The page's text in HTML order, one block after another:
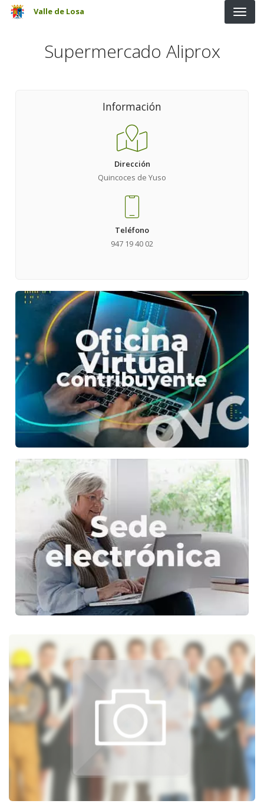
Pasar al contenido principal
Valle de Losa
Supermercado Aliprox
Información
Dirección
Quincoces de Yuso
Teléfono
947 19 40 02